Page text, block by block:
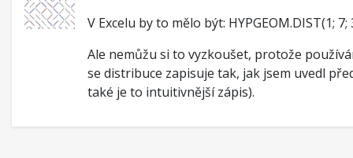
V Excelu by to mělo být: HYPGEOM.DIST(1; 7;
Ale nemůžu si to vyzkoušet, protože
se distribuce zapisuje tak, jak jsem uvedl
také je to intuitivnější zápis).